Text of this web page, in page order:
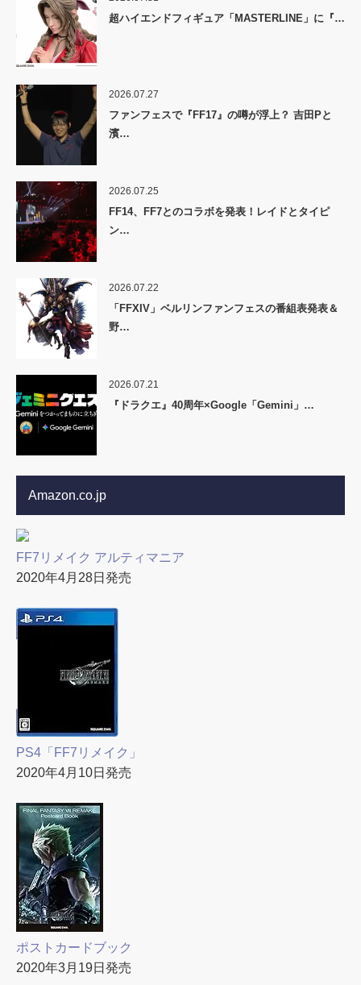
超ハイエンドフィギュア「MASTERLINE」に『…
2026.07.27
ファンフェスで『FF17』の噂が浮上？ 吉田Pと
濱…
2026.07.25
FF14、FF7とのコラボを発表！レイドとタイピ
ン…
2026.07.22
「FFXIV」ベルリンファンフェスの番組表発表＆
野…
2026.07.21
『ドラクエ』40周年×Google「Gemini」…
Amazon.co.jp
FF7リメイク アルティマニア
2020年4月28日発売
PS4「FF7リメイク」
2020年4月10日発売
ポストカードブック
2020年3月19日発売